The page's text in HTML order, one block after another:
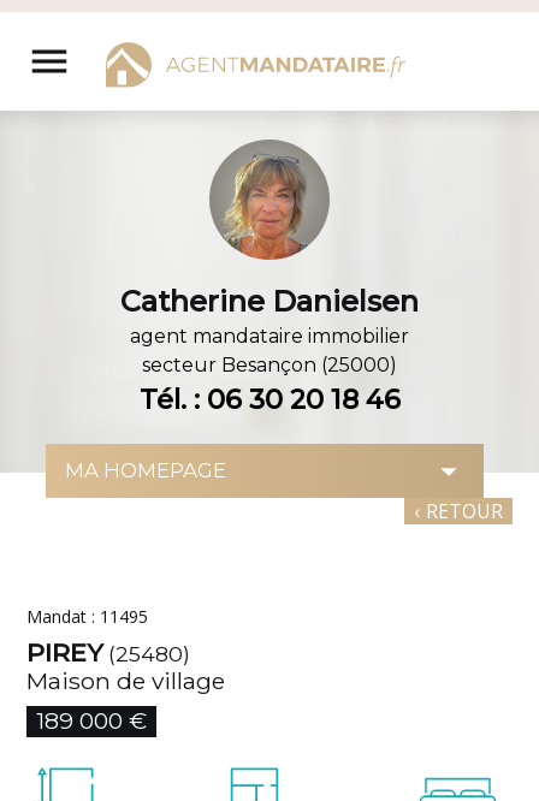
Aller
contenu
menu
Catherine Danielsen
agent mandataire immobilier
secteur Besançon (25000)
Tél. : 06 30 20 18 46
‹ RETOUR
Mandat : 11495
PIREY (25480)
Maison de village
189 000 €